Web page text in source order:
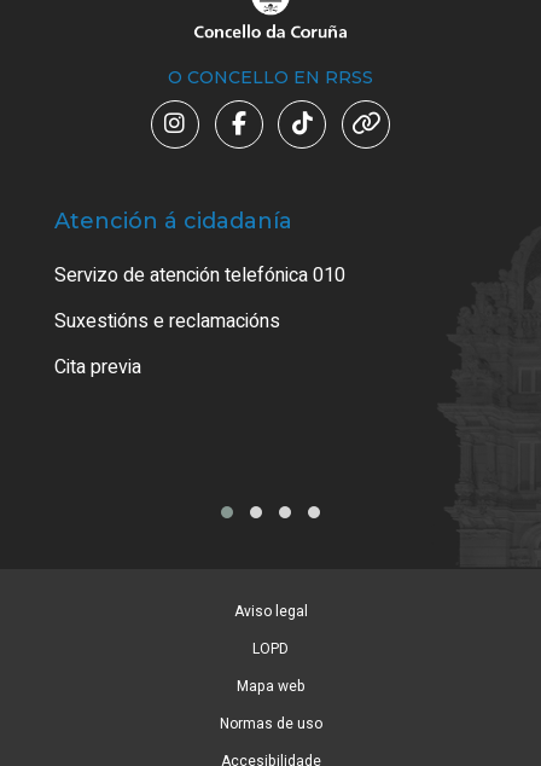
O CONCELLO EN RRSS
Atención á cidadanía
Servizo de atención telefónica 010
Suxestións e reclamacións
Cita previa
Aviso legal
LOPD
Mapa web
Normas de uso
Accesibilidade